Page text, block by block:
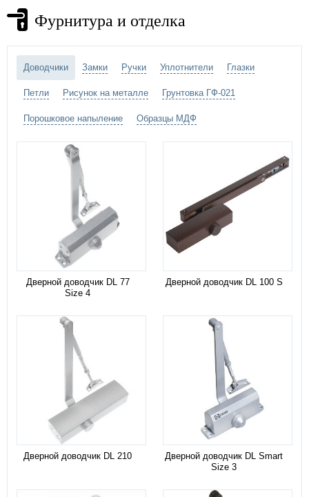
Дополнительно:
Фурнитура и отделка
Доводчики Замки Ручки Уплотнители Глазки
Петли Рисунок на металле Грунтовка ГФ-021
Порошковое напыление Образцы МДФ
Дверной доводчик DL 77
Size 4
Дверной доводчик DL 100 S
Дверной доводчик DL 210
Дверной доводчик DL Smart
Size 3